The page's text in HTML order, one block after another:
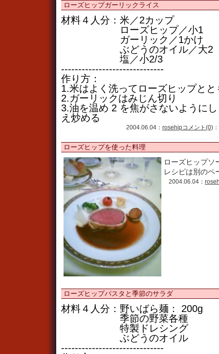
ローズヒップガーリックライス
材料４人分：米／2カップ
ローズヒップ／小1
ガーリック／1かけ
ぶどうのオイル／大2
塩／小2/3
------------------------------
作り方：
1.米はよく洗ってローズヒップと
2.ガーリックはみじん切り
3.油を温め 2 を焦がさないように
え炒める
2004.06.04： rosehipコメント(0)
ローズヒップを使った料理
ローズヒップソ
レシピは別のペ
2004.06.04：
ローズヒップパスタと季節のサラダ
材料４人分：野いばら麺： 200g
季節の野菜各種
特製ドレシング
ぶどうのオイル
------------------------------